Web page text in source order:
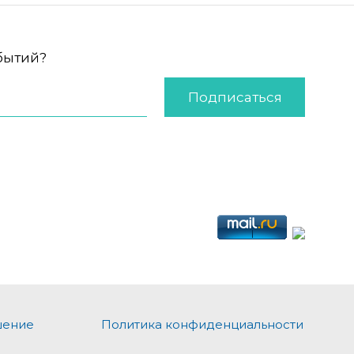
Подписаться
Политика конфиденциальности